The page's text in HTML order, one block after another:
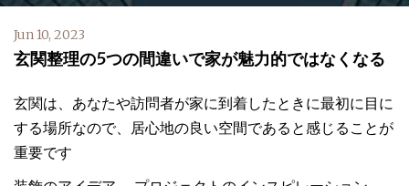
Jun 10, 2023
玄関整理の5つの間違いで家が魅力的ではなくなる
玄関は、あなたや訪問者が家に到着したときに最初に目に
する場所なので、居心地の良い空間であると感じることが
重要です